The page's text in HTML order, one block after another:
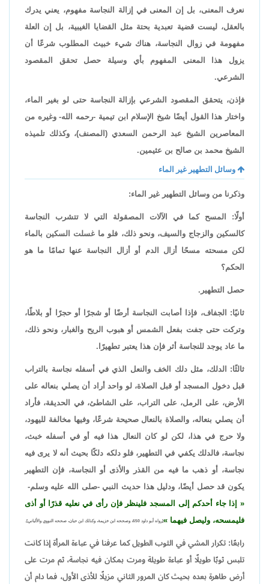
نعرف المعنى، بل إن المعنى في إزالة النجاسة مفهوم، يعني يدرك
بالعقل، ليست قضية تعبدية بحتة مثل القضايا الغيبية، بل إن العلة
مفهومة في زوال النجاسة، هناك شيء خبيث المطلوب شرعًا أن
يزول هذا المعنى المفهوم بأي وسيلة حصل تحقق المقصود
الشرعي.
فإذن، يتحقق المقصود الشرعي بإزالة النجاسة حتى لو بغير الماء،
واختار هذا القول أيضًا شيخ الإسلام ابن تيمية -رحمه الله- وغيره من
المعاصرين الشيخ عبد الرحمن السعدي (المصنف)، وكذلك تلميذه
الشيخ محمد بن صالح بن عثيمين.
وسائل التطهير غير الماء
وذكرنا من وسائل التطهير غير الماء:
أولًا: المسح كما في الآلات المصقولة التي لا تتشرب النجاسة
كالسكين والزجاج والسيف، ونحو ذلك، فلو ما غسلت السكين بالماء
لكن مسحته مسحًا أزال الدم أو أزال النجاسة عنها تمامًا ما هو
الحكم؟
حصل التطهير.
ثانيًا: الجفاف، فإذا أصابت النجاسة أرضًا أو شجرًا أو حجرًا أو بلاطًا،
وتركت حتى جفت بفعل الشمس أو هبوب الريح والغبار، ونحو ذلك،
ما عاد يوجد للنجاسة أثر فإن هذا يعتبر تطهيرًا.
ثالثًا: الدلك، مثل دلك الخف والنعل الذي في أسفله نجاسة بالتراب
قبل دخول المسجد أو قبل الصلاة، لو واحد أراد أن يصلي بنعاله على
الأرض، على الرمل، على التراب، على الشاطئ، في الحديقة، فأراد
أن يصلي بنعاله، والصلاة بالنعال صحيحة شرعًا، وفيها مخالفة لليهود،
ولا حرج في هذا، لكن لو كان النعال هذا فيه أو في أسفله خبث،
نجاسة، فالدلك يكفي في التطهير، فلو دلكه دلكًا بحيث أنه لا يرى فيه
نجاسة، أو ذهب ما فيه من القذر والأذى أو النجاسة، فإن التطهير
يكون قد حصل أيضًا، ودليل هذا حديث النبي -صلى الله عليه وسلم-
إذا جاء أحدكم إلى المسجد فلينظر فإن رأى في نعليه قذرًا أو أذى
فليمسحه، وليصل فيهما
[رواه أبو داود 650، وصححه ابن خزيمة، وكذلك ابن حبان، صححه النووي والألباني].
رابعًا: تكرار المشي في الثوب الطويل كما عرفنا في عباءة المرأة إذا كانت
تلبس ثوبًا طويلًا أو عباءة طويلة ومرت بمكان فيه نجاسة، ثم مرت على
أرض طاهرة بعده بحيث كان المرور الثاني مزيلًا للأذى الأول، فما دام أن